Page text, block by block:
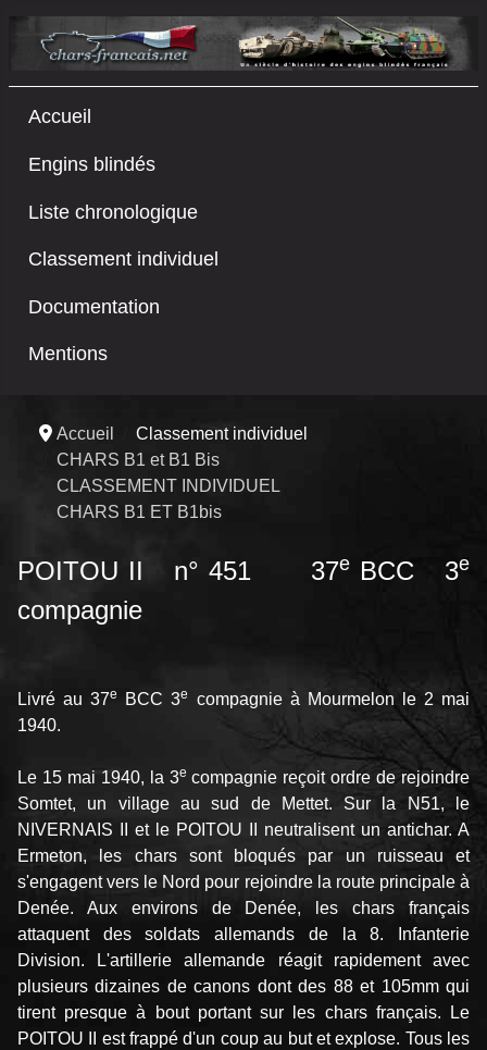
Accueil
Engins blindés
Liste chronologique
Classement individuel
Documentation
Mentions
Accueil
Classement individuel
CHARS B1 et B1 Bis
CLASSEMENT INDIVIDUEL
CHARS B1 ET B1bis
POITOU II n° 451 37e BCC 3e
compagnie
Livré au 37e BCC 3e
compagnie à Mourmelon le 2 mai
1940.
Le 15 mai 1940, la 3e compagnie reçoit ordre de rejoindre
Somtet, un village au sud de Mettet. Sur la N51, le
NIVERNAIS II et le POITOU II neutralisent un antichar. A
Ermeton, les chars sont bloqués par un ruisseau et
s'engagent vers le Nord pour rejoindre la route principale à
Denée. Aux environs de Denée, les chars français
attaquent des soldats allemands de la 8. Infanterie
Division. L'artillerie allemande réagit rapidement avec
plusieurs dizaines de canons dont des 88 et 105mm qui
tirent presque à bout portant sur les chars français. Le
POITOU II est frappé d'un coup au but et explose. Tous les